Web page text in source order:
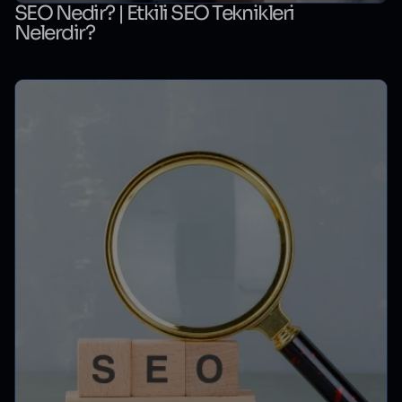
SEO Nedir? | Etkili SEO Teknikleri
Nelerdir?